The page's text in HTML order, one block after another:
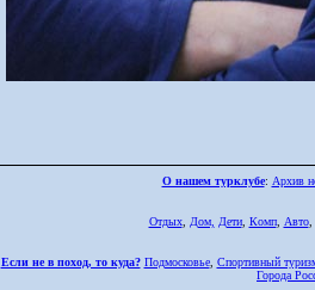
О нашем турклубе: Архив
Отдых, Дом, Дети, Комп, Авто,
Если не в поход, то куда? Подмосковье, Спортивный
Города